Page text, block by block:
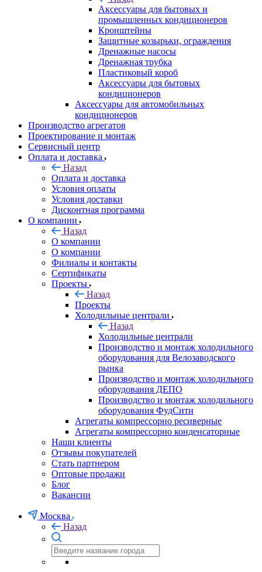
Аксессуары для бытовых и
промышленных кондиционеров
Кронштейны
Защитные козырьки, ограждения
Дренажные насосы
Дренажная трубка
Пластиковый короб
Аксессуары для бытовых
кондиционеров
Аксессуары для автомобильных
кондиционеров
Производство агрегатов
Проектирование и монтаж
Сервисный центр
Оплата и доставка
Назад
Оплата и доставка
Условия оплаты
Условия доставки
Дисконтная программа
О компании
Назад
О компании
О компании
Филиалы и контакты
Сертификаты
Проекты
Назад
Проекты
Холодильные централи
Назад
Холодильные централи
Производство и монтаж холодильного
оборудования для Велозаводского
рынка
Производство и монтаж холодильного
оборудования ДЕПО
Производство и монтаж холодильного
оборудования ФудСити
Агрегаты компрессорно ресиверные
Агрегаты компрессорно конденсаторные
Наши клиенты
Отзывы покупателей
Стать партнером
Оптовые продажи
Блог
Вакансии
Москва
Назад